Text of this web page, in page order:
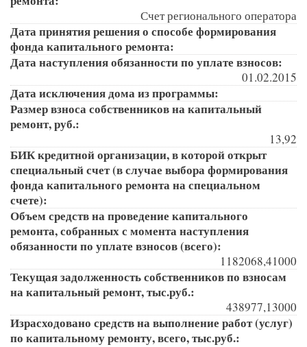
Счет регионального оператора
Дата принятия решения о способе формирования
фонда капитального ремонта:
Дата наступления обязанности по уплате взносов:
01.02.2015
Дата исключения дома из программы:
Размер взноса собственников на капитальный
ремонт, руб.:
13,92
БИК кредитной организации, в которой открыт
специальный счет (в случае выбора формирования
фонда капитального ремонта на специальном
счете):
Объем средств на проведение капитального
ремонта, собранных с момента наступления
обязанности по уплате взносов (всего):
1182068,41000
Текущая задолженность собственников по взносам
на капитальный ремонт, тыс.руб.:
438977,13000
Израсходовано средств на выполнение работ (услуг)
по капитальному ремонту, всего, тыс.руб.: